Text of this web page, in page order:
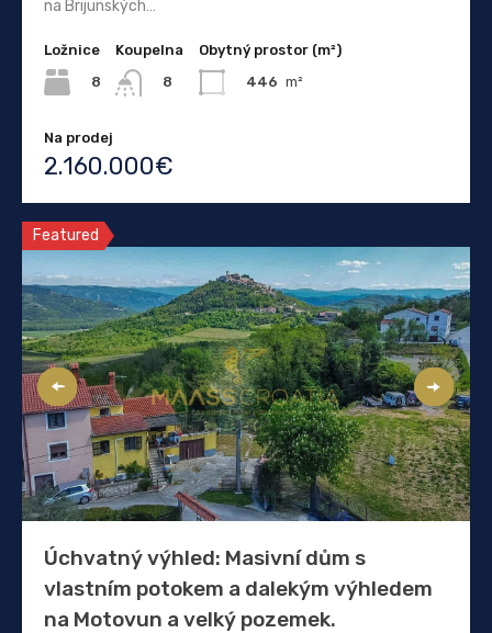
na Brijunských…
Ložnice
8
Koupelna
8
Obytný prostor (m²)
446 m²
Na prodej
2.160.000€
Featured
Úchvatný výhled: Masivní dům s
vlastním potokem a dalekým výhledem
na Motovun a velký pozemek.